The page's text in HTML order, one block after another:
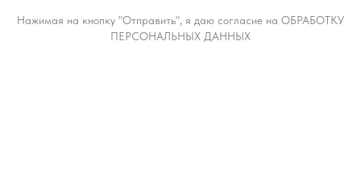
Нажимая на кнопку "Отправить", я даю согласие на ОБРАБОТКУ
ПЕРСОНАЛЬНЫХ ДАННЫХ